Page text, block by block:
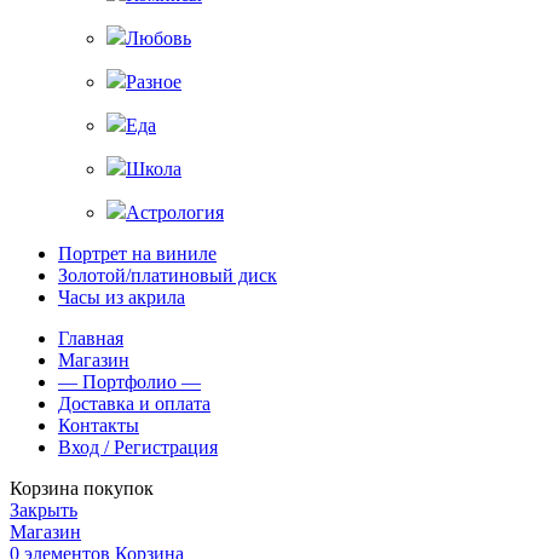
Любовь
Разное
Еда
Школа
Астрология
Портрет на виниле
Золотой/платиновый диск
Часы из акрила
Главная
Магазин
— Портфолио —
Доставка и оплата
Контакты
Вход / Регистрация
Корзина покупок
Закрыть
Магазин
0 элементов Корзина